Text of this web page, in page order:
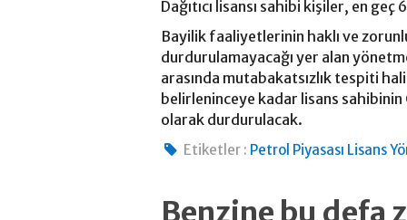
Dağıtıcı lisansı sahibi kişiler, en
Bayilik faaliyetlerinin haklı ve
durdurulamayacağı yer alan
arasında mutabakatsızlık tespiti
belirleninceye kadar lisans
olarak durdurulacak.
Etiketler : Petrol Piyasası Lisans